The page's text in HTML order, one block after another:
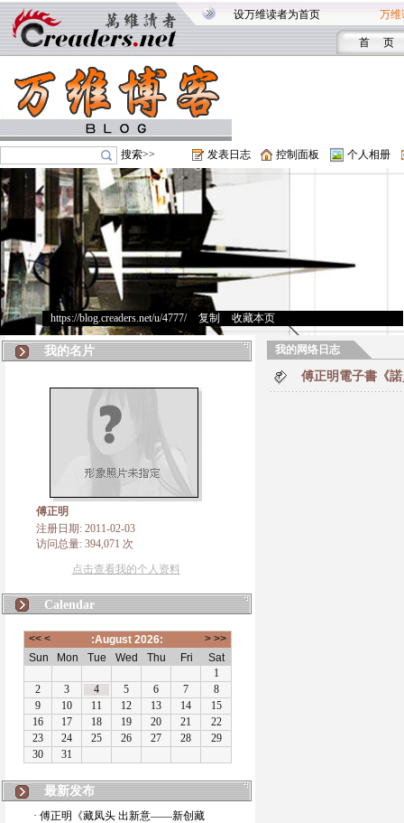
设万维读者为首页 万维
首 页
搜索>> 发表日志 控制面板 个人相册
https://blog.creaders.net/u/4777/> 复制 收藏本页
我的名片
傅正明
注册日期: 2011-02-03
访问总量: 394,071 次
点击查看我的个人资料
Calendar
最新发布
· 傅正明《藏凤头 出新意——新创藏
我的网络日志
傅正明電子書《